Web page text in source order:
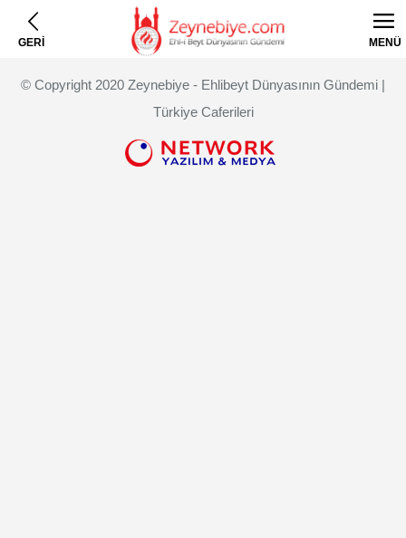
GERİ MENÜ
© Copyright 2020 Zeynebiye - Ehlibeyt Dünyasının Gündemi |
Türkiye Caferileri